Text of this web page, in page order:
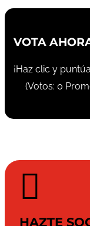
VOTA
¡Haz clic y
(Votos: 0

HAZTE